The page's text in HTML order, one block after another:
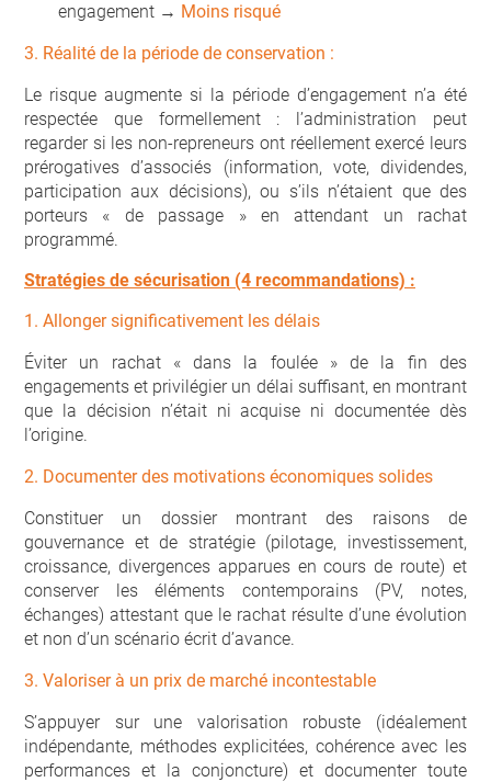
engagement → Moins risqué
3. Réalité de la période de conservation :
Le risque augmente si la période d’engagement n’a été
respectée que formellement : l’administration peut
regarder si les non-repreneurs ont réellement exercé leurs
prérogatives d’associés (information, vote, dividendes,
participation aux décisions), ou s’ils n’étaient que des
porteurs « de passage » en attendant un rachat
programmé.
Stratégies de sécurisation (4 recommandations) :
1. Allonger significativement les délais
Éviter un rachat « dans la foulée » de la fin des
engagements et privilégier un délai suffisant, en montrant
que la décision n’était ni acquise ni documentée dès
l’origine.
2. Documenter des motivations économiques solides
Constituer un dossier montrant des raisons de
gouvernance et de stratégie (pilotage, investissement,
croissance, divergences apparues en cours de route) et
conserver les éléments contemporains (PV, notes,
échanges) attestant que le rachat résulte d’une évolution
et non d’un scénario écrit d’avance.
3. Valoriser à un prix de marché incontestable
S’appuyer sur une valorisation robuste (idéalement
indépendante, méthodes explicitées, cohérence avec les
performances et la conjoncture) et documenter toute